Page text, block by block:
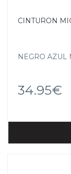
CINTURON
NEGRO AZUL
34.95€